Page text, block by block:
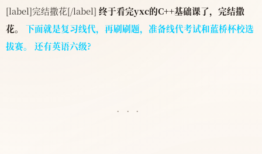
[label]完结撒花[/label] 终于看完yxc的C++基础课了，完结撒
花。
下面就是复习线代，再刷刷题，准备线代考试和蓝桥杯校选
拔赛。
还有英语六级?
···